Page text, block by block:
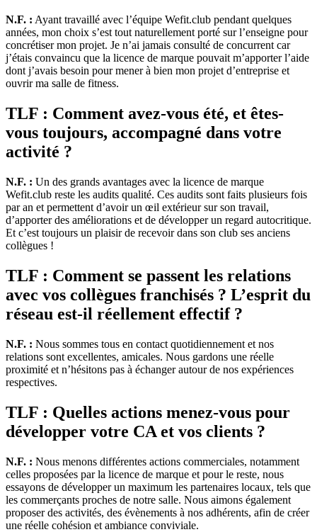
N.F. : Ayant travaillé avec l’équipe Wefit.club pendant quelques
années, mon choix s’est tout naturellement porté sur l’enseigne pour
concrétiser mon projet. Je n’ai jamais consulté de concurrent car
j’étais convaincu que la licence de marque pouvait m’apporter l’aide
dont j’avais besoin pour mener à bien mon projet d’entreprise et
ouvrir ma salle de fitness.
TLF : Comment avez-vous été, et êtes-
vous toujours, accompagné dans votre
activité ?
N.F. : Un des grands avantages avec la licence de marque
Wefit.club reste les audits qualité. Ces audits sont faits plusieurs fois
par an et permettent d’avoir un œil extérieur sur son travail,
d’apporter des améliorations et de développer un regard autocritique.
Et c’est toujours un plaisir de recevoir dans son club ses anciens
collègues !
TLF : Comment se passent les relations
avec vos collègues franchisés ? L’esprit du
réseau est-il réellement effectif ?
N.F. : Nous sommes tous en contact quotidiennement et nos
relations sont excellentes, amicales. Nous gardons une réelle
proximité et n’hésitons pas à échanger autour de nos expériences
respectives.
TLF : Quelles actions menez-vous pour
développer votre CA et vos clients ?
N.F. : Nous menons différentes actions commerciales, notamment
celles proposées par la licence de marque et pour le reste, nous
essayons de développer un maximum les partenaires locaux, tels que
les commerçants proches de notre salle. Nous aimons également
proposer des activités, des évènements à nos adhérents, afin de créer
une réelle cohésion et ambiance conviviale.